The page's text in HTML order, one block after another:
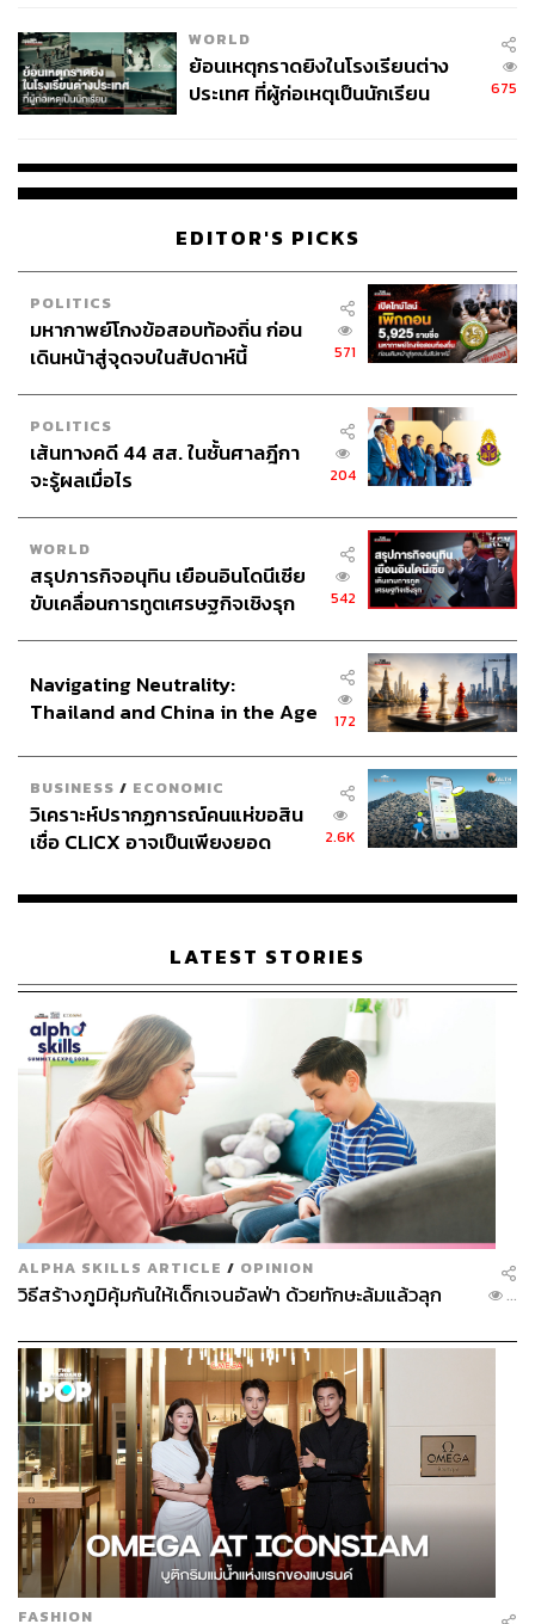
WORLD
ย้อนเหตุกราดยิงในโรงเรียนต่าง
ประเทศ ที่ผู้ก่อเหตุเป็นนักเรียน
675
EDITOR'S PICKS
POLITICS
มหากาพย์โกงข้อสอบท้องถิ่น ก่อน
เดินหน้าสู่จุดจบในสัปดาห์นี้
571
POLITICS
เส้นทางคดี 44 สส. ในชั้นศาลฎีกา
จะรู้ผลเมื่อไร
204
WORLD
สรุปภารกิจอนุทิน เยือนอินโดนีเซีย
ขับเคลื่อนการทูตเศรษฐกิจเชิงรุก
542
Navigating Neutrality:
Thailand and China in the Age
172
BUSINESS / ECONOMIC
วิเคราะห์ปรากฏการณ์คนแห่ขอสิน
เชื่อ CLICX อาจเป็นเพียงยอด
เรือนไทยที่ถูกซุกไว้
2.6K
LATEST STORIES
ALPHA SKILLS ARTICLE / OPINION
วิธีสร้างภูมิคุ้มกันให้เด็กเจนอัลฟ่า ด้วยทักษะล้มแล้วลุก ...
FASHION